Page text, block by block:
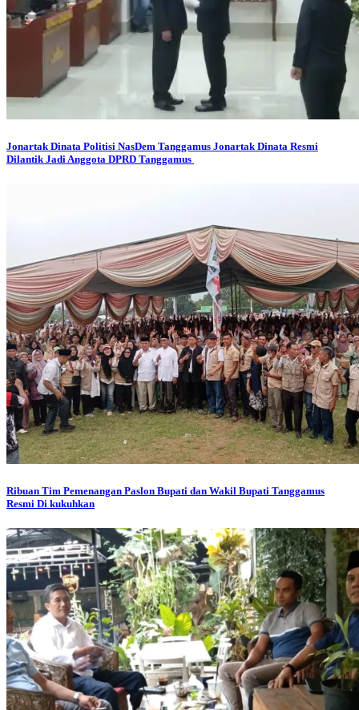
Jonartak Dinata Politisi NasDem Tanggamus Jonartak Dinata Resmi
Dilantik Jadi Anggota DPRD Tanggamus
Ribuan Tim Pemenangan Paslon Bupati dan Wakil Bupati Tanggamus
Resmi Di kukuhkan